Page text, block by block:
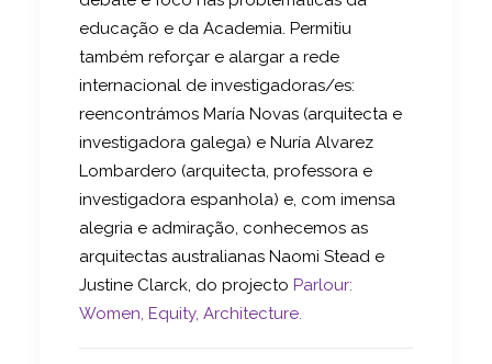
educação e da Academia. Permitiu
também reforçar e alargar a rede
internacional de investigadoras/es:
reencontrámos María Novas (arquitecta e
investigadora galega) e Nuría Alvarez
Lombardero (arquitecta, professora e
investigadora espanhola) e, com imensa
alegria e admiração, conhecemos as
arquitectas australianas Naomi Stead e
Justine Clarck, do projecto Parlour:
Women, Equity, Architecture.